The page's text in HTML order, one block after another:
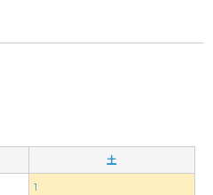
土
1